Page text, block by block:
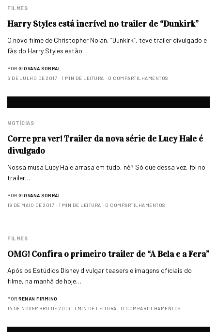
FILMES
Harry Styles está incrível no trailer de “Dunkirk”
O novo filme de Christopher Nolan, “Dunkirk”, teve trailer divulgado e
fãs do Harry Styles estão…
POR GIOVANA SOBRAL
5 DE JULHO DE 2017
1 MIN DE LEITURA 0 COMPARTILHAMENTOS
NOTÍCIAS
Corre pra ver! Trailer da nova série de Lucy Hale é
divulgado
Nossa musa Lucy Hale arrasa em tudo, né? Só que dessa vez, foi no
trailer…
POR GIOVANA SOBRAL
19 DE MAIO DE 2017
1 MIN DE LEITURA 0 COMPARTILHAMENTOS
FILMES
OMG! Confira o primeiro trailer de “A Bela e a Fera”
Após os Estúdios Disney divulgar teasers e imagens oficiais do
filme, na manhã de hoje…
POR RENAN FIRMINO
14 DE NOVEMBRO DE 2016
1 MIN DE LEITURA 0 COMPARTILHAMENTOS